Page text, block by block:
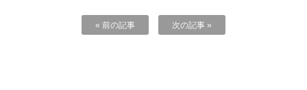
« 前の記事 次の記事 »